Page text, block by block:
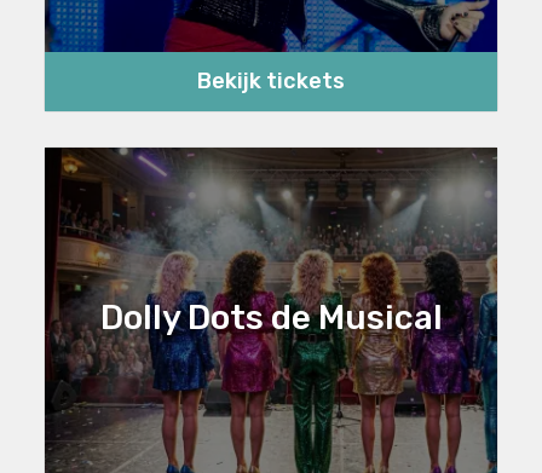
Bekijk tickets
Dolly Dots de Musical